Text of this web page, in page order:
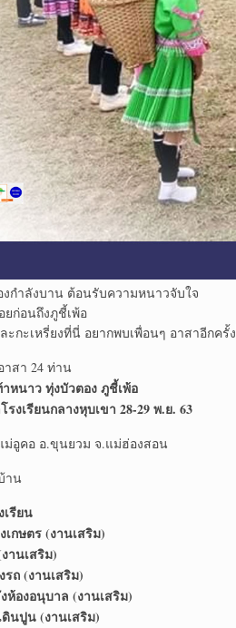
งกำลังบาน ต้อนรับความหนาวจับใจ
ก่อนถึงภูชี้เพ้อ
ะกะเหรี่ยงที่นี่ อยากพบเพื่อนๆ อาสาอีกครั้ง
สา 24 ท่าน
หนาว ทุ่งบัวตอง ภูชี้เพ้อ
งเรียนกลางหุบเขา 28-29 พ.ย. 63
ม่อูคอ อ.ขุนยวม จ.แม่ฮ่องสอน
าน
เรียน
เกษตร (งานเสริม)
านเสริม)
รถ (งานเสริม)
ห้องอนุบาล (งานเสริม)
ดินปูน (งานเสริม)